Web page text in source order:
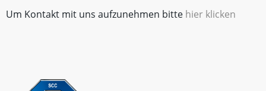
Um Kontakt mit uns aufzunehmen bitte hier klicken